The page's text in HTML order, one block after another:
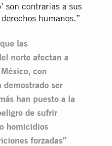
son contrarias a sus
humanos.”
las
norte afectan a
con
demostrado ser
han puesto a la
de sufrir
homicidios
forzadas”